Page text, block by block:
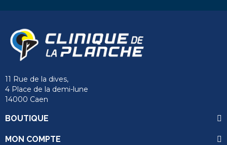
11 Rue de la dives,
4 Place de la demi-lune
14000 Caen
BOUTIQUE
MON COMPTE